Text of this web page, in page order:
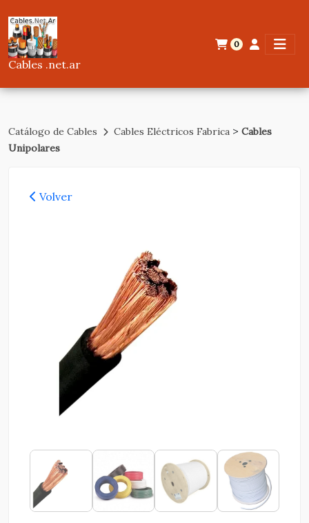
Cables .net.ar
0
Catálogo de Cables Cables Eléctricos Fabrica > Cables
Unipolares
Volver